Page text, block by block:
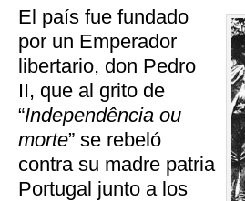
El país fue fundado
por un Emperador
libertario, don Pedro
II, que al grito de
“Independência ou
morte” se rebeló
contra su madre patria
Portugal junto a los